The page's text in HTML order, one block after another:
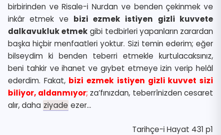
birbirinden ve Risale-i Nurdan ve benden çekinmek ve
inkâr etmek ve bizi ezmek istiyen gizli kuvvete
dalkavukluk etmekgibi tedbirleri yapanların zarardan
başka hiçbir menfaatleri yoktur. Sizi temin ederim; eğer
bilseydim ki benden teberri etmekle kurtulacaksınız,
beni tahkir ve ihanet ve gıybet etmeye izin verip helâl
ederdim. Fakat, bizi ezmek istiyen gizli kuvvet sizi
biliyor, aldanmıyor; za’fınızdan, teberrînizden cesaret
alır, daha ziyade ezer…
Tarihçe-i Hayat 431 p1